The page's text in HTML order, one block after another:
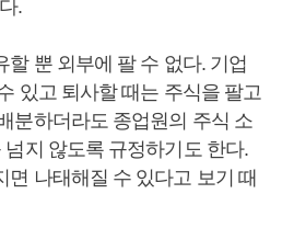
.
할 뿐 외부에 팔 수 없다. 기업
있고 퇴사할 때는 주식을 팔고
분하더라도 종업원의 주식 소
지 않도록 규정하기도 한다.
면 나태해질 수 있다고 보기 때